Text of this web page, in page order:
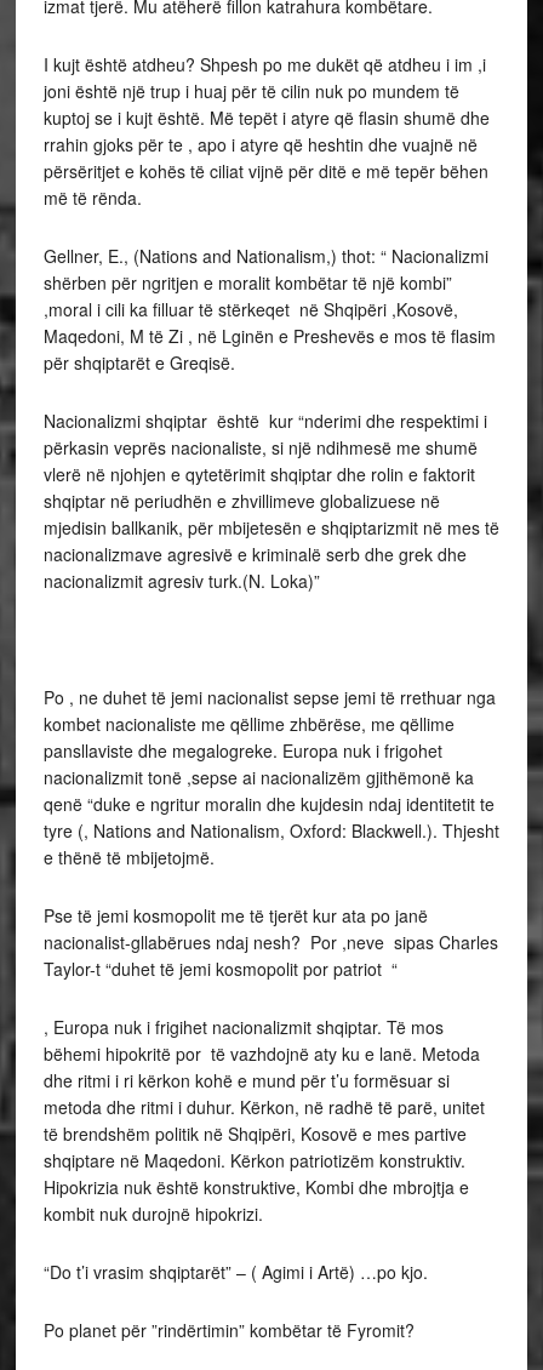
izmat tjerë. Mu atëherë fillon katrahura kombëtare.
I kujt është atdheu? Shpesh po me dukët që atdheu i im ,i
joni është një trup i huaj për të cilin nuk po mundem të
kuptoj se i kujt është. Më tepët i atyre që flasin shumë dhe
rrahin gjoks për te , apo i atyre që heshtin dhe vuajnë në
përsëritjet e kohës të ciliat vijnë për ditë e më tepër bëhen
më të rënda.
Gellner, E., (Nations and Nationalism,) thot: “ Nacionalizmi
shërben për ngritjen e moralit kombëtar të një kombi”
,moral i cili ka filluar të stërkeqet në Shqipëri ,Kosovë,
Maqedoni, M të Zi , në Lginën e Preshevës e mos të flasim
për shqiptarët e Greqisë.
Nacionalizmi shqiptar është kur “nderimi dhe respektimi i
përkasin veprës nacionaliste, si një ndihmesë me shumë
vlerë në njohjen e qytetërimit shqiptar dhe rolin e faktorit
shqiptar në periudhën e zhvillimeve globalizuese në
mjedisin ballkanik, për mbijetesën e shqiptarizmit në mes të
nacionalizmave agresivë e kriminalë serb dhe grek dhe
nacionalizmit agresiv turk.(N. Loka)”
Po , ne duhet të jemi nacionalist sepse jemi të rrethuar nga
kombet nacionaliste me qëllime zhbërëse, me qëllime
pansllaviste dhe megalogreke. Europa nuk i frigohet
nacionalizmit tonë ,sepse ai nacionalizëm gjithëmonë ka
qenë “duke e ngritur moralin dhe kujdesin ndaj identitetit te
tyre (, Nations and Nationalism, Oxford: Blackwell.). Thjesht
e thënë të mbijetojmë.
Pse të jemi kosmopolit me të tjerët kur ata po janë
nacionalist-gllabërues ndaj nesh? Por ,neve sipas Charles
Taylor-t “duhet të jemi kosmopolit por patriot “
, Europa nuk i frigihet nacionalizmit shqiptar. Të mos
bëhemi hipokritë por të vazhdojnë aty ku e lanë. Metoda
dhe ritmi i ri kërkon kohë e mund për t’u formësuar si
metoda dhe ritmi i duhur. Kërkon, në radhë të parë, unitet
të brendshëm politik në Shqipëri, Kosovë e mes partive
shqiptare në Maqedoni. Kërkon patriotizëm konstruktiv.
Hipokrizia nuk është konstruktive, Kombi dhe mbrojtja e
kombit nuk durojnë hipokrizi.
“Do t’i vrasim shqiptarët” – ( Agimi i Artë) …po kjo.
Po planet për ”rindërtimin” kombëtar të Fyromit?